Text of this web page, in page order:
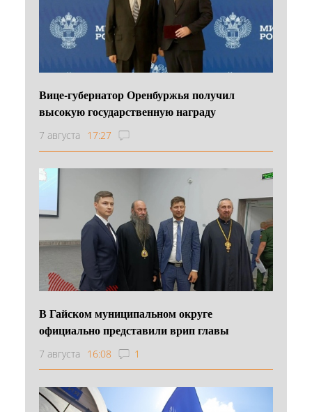
Вице-губернатор Оренбуржья получил
высокую государственную награду
7 августа 17:27
В Гайском муниципальном округе
официально представили врип главы
7 августа 16:08 1